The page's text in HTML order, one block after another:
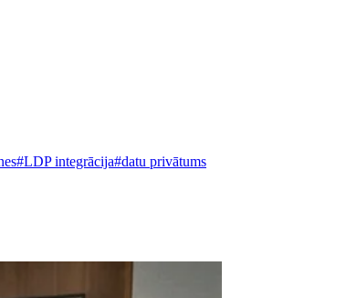
#LDP integrācija#datu privātums